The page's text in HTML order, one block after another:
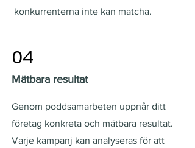
konkurrenterna inte kan matcha.
04
Mätbara resultat
Genom poddsamarbeten uppnår ditt
företag konkreta och mätbara resultat.
Varje kampanj kan analyseras för att